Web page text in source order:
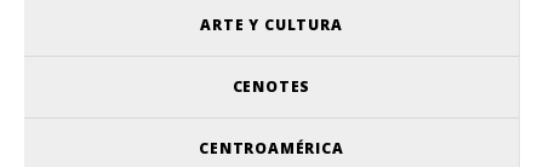
ARTE Y CULTURA
CENOTES
CENTROAMÉRICA